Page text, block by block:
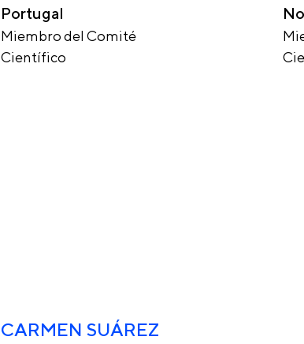
Portugal
Miembro del Comité
Científico
CARMEN SUÁREZ